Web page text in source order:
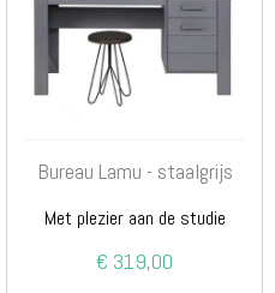
Bureau Lamu - staalgrijs
Met plezier aan de studie
€ 319,00